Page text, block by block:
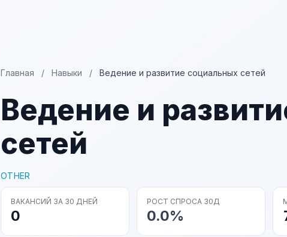
Главная / Навыки / Ведение и развитие социальных сетей
Ведение и
сетей
OTHER
ВАКАНСИЙ ЗА 30 ДНЕЙ
0
РОСТ СПРОСА 30Д
0.0%